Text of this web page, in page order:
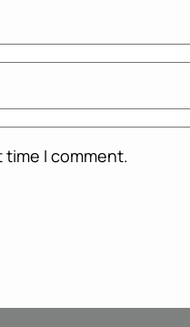
I comment.